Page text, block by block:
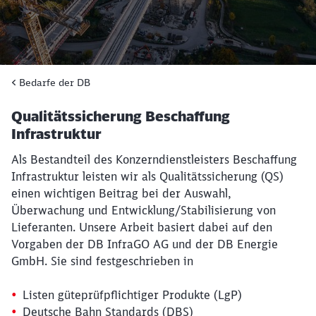
Bedarfe der DB
Qualitätssicherung Beschaffung
Infrastruktur
Als Bestandteil des Konzerndienstleisters Beschaffung
Infrastruktur leisten wir als Qualitätssicherung (QS)
einen wichtigen Beitrag bei der Auswahl,
Überwachung und Entwicklung/Stabilisierung von
Lieferanten. Unsere Arbeit basiert dabei auf den
Vorgaben der DB InfraGO AG und der DB Energie
GmbH. Sie sind festgeschrieben in
Listen güteprüfpflichtiger Produkte (LgP)
Deutsche Bahn Standards (DBS)